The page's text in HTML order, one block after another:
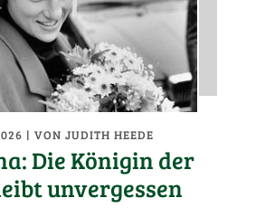
|VON JUDITH HEEDE
Die Königin der
unvergessen